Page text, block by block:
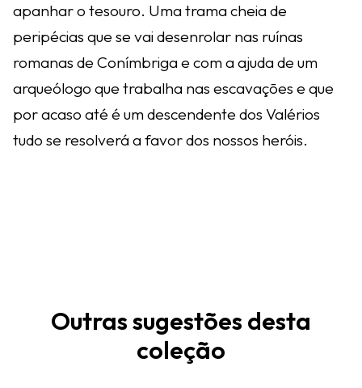
apanhar o tesouro. Uma trama cheia de
peripécias que se vai desenrolar nas ruínas
romanas de Conímbriga e com a ajuda de um
arqueólogo que trabalha nas escavações e que
por acaso até é um descendente dos Valérios
tudo se resolverá a favor dos nossos heróis.
Outras sugestões desta
coleção